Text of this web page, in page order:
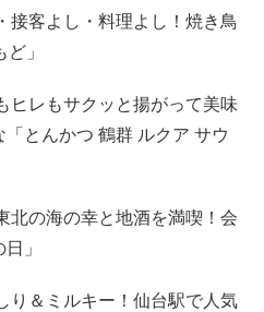
接客よし・料理よし！焼き鳥
」
ヒレもサクッと揚がって美味
とんかつ 鶴群 ルクア サウ
北の海の幸と地酒を満喫！会
」
り＆ミルキー！仙台駅で人気